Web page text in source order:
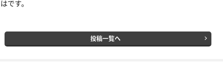
はです。
投稿一覧へ